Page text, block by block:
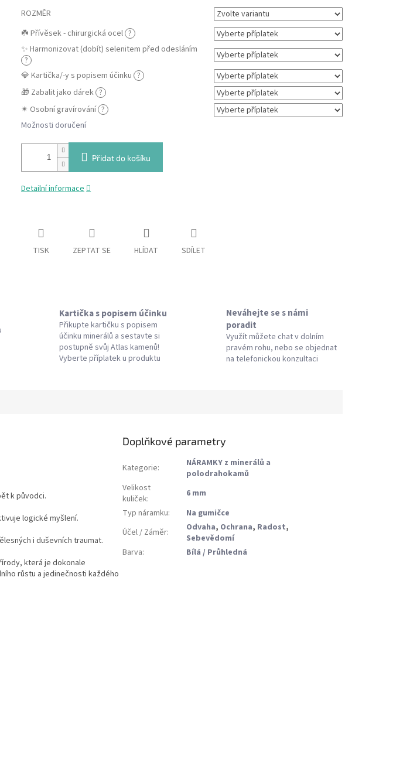
ROZMĚR
☘️ Přívěsek - chirurgická ocel ?
✨ Harmonizovat (dobít) selenitem před odesláním
?
💎 Kartička/-y s popisem účinku ?
🎁 Zabalit jako dárek ?
✴ Osobní gravírování ?
Možnosti doručení
Přidat do košíku
Detailní informace
TISK ZEPTAT SE HLÍDAT SDÍLET
Kartička s popisem účinku
Přikupte kartičku s popisem
účinku minerálů a sestavte si
postupně svůj Atlas kamenů!
Vyberte příplatek u produktu
Neváhejte se s námi
poradit
Využít můžete chat v dolním
pravém rohu, nebo se objednat
na telefonickou konzultaci
k původci.
logické myšlení.
i duševních traumat.
která je dokonale
růstu a jedinečnosti každého
Doplňkové parametry
Kategorie:
NÁRAMKY z minerálů a
polodrahokamů
Velikost
kuliček:
6 mm
Typ náramku:
Na gumičce
Účel / Záměr: Odvaha, Ochrana, Radost,
Sebevědomí
Barva: Bílá / Průhledná